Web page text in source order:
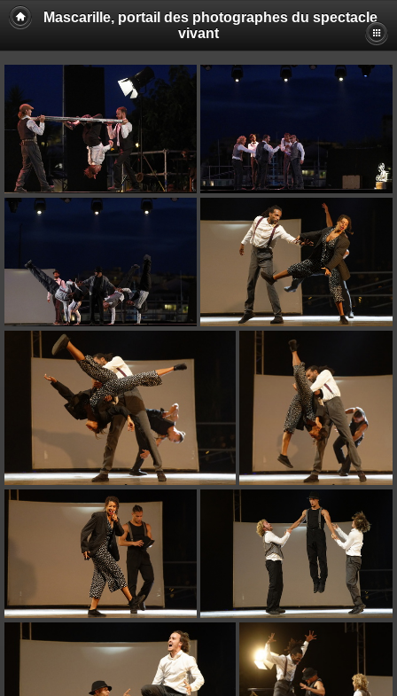
Mascarille, portail des photographes du spectacle
vivant